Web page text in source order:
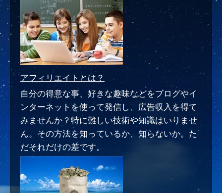
じ
ぶ
ん設
計の
ス
ス
メ
〜将
来の
不安
を解
消
し、
アフィリエイトとは？
自分の得意な事、好きな趣味などをブログやイ
ンターネットを使って発信し、広告収入を得て
みませんか？特に難しい技術や知識はいりませ
ん。その方法を知っているか、知らないか。た
だそれだけの差です。